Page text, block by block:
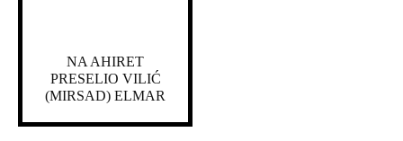
NA AHIRET
PRESELIO VILIĆ
(MIRSAD) ELMAR